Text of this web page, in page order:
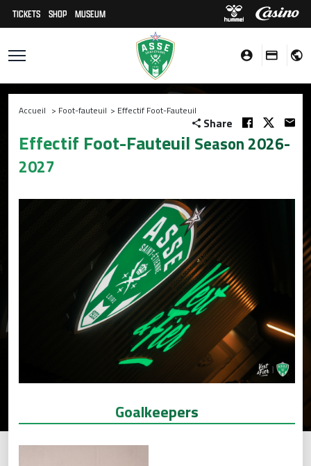
TICKETS SHOP MUSEUM
Accueil > Foot-fauteuil > Effectif Foot-Fauteuil
Share
Effectif Foot-Fauteuil Season 2026-
2027
Goalkeepers